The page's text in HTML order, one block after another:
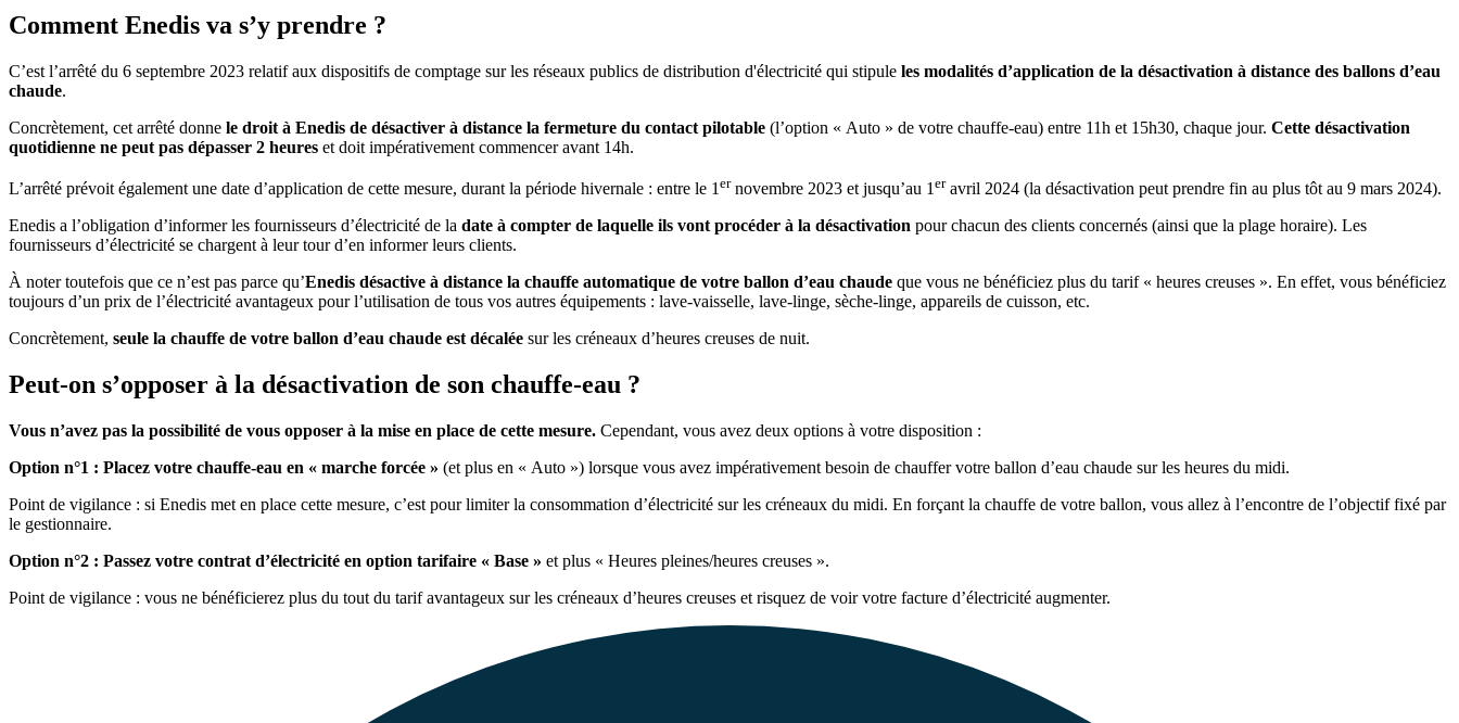
Comment Enedis va s’y prendre ?
C’est l’arrêté du 6 septembre 2023 relatif aux dispositifs de comptage sur les réseaux publics de distribution d'électricité qui stipule les modalités d’application de la désactivation à distance des ballons d’eau
chaude.
Concrètement, cet arrêté donne le droit à Enedis de désactiver à distance la fermeture du contact pilotable (l’option « Auto » de votre chauffe-eau) entre 11h et 15h30, chaque jour. Cette désactivation
quotidienne ne peut pas dépasser 2 heures et doit impérativement commencer avant 14h.
L’arrêté prévoit également une date d’application de cette mesure, durant la période hivernale : entre le 1 ernovembre 2023 et jusqu’au 1 eravril 2024 (la désactivation peut prendre fin au plus tôt au 9 mars 2024).
Enedis a l’obligation d’informer les fournisseurs d’électricité de la date à compter de laquelle ils vont procéder à la désactivation pour chacun des clients concernés (ainsi que la plage horaire). Les
fournisseurs d’électricité se chargent à leur tour d’en informer leurs clients.
À noter toutefois que ce n’est pas parce qu’Enedis désactive à distance la chauffe automatique de votre ballon d’eau chaude que vous ne bénéficiez plus du tarif « heures creuses ». En effet, vous bénéficiez
toujours d’un prix de l’électricité avantageux pour l’utilisation de tous vos autres équipements : lave-vaisselle, lave-linge, sèche-linge, appareils de cuisson, etc.
Concrètement, seule la chauffe de votre ballon d’eau chaude est décalée sur les créneaux d’heures creuses de nuit.
Peut-on s’opposer à la désactivation de son chauffe-eau ?
Vous n’avez pas la possibilité de vous opposer à la mise en place de cette mesure. Cependant, vous avez deux options à votre disposition :
Option n°1 : Placez votre chauffe-eau en « marche forcée » (et plus en « Auto ») lorsque vous avez impérativement besoin de chauffer votre ballon d’eau chaude sur les heures du midi.
Point de vigilance : si Enedis met en place cette mesure, c’est pour limiter la consommation d’électricité sur les créneaux du midi. En forçant la chauffe de votre ballon, vous allez à l’encontre de l’objectif fixé par
le gestionnaire.
Option n°2 : Passez votre contrat d’électricité en option tarifaire « Base » et plus « Heures pleines/heures creuses ».
Point de vigilance : vous ne bénéficierez plus du tout du tarif avantageux sur les créneaux d’heures creuses et risquez de voir votre facture d’électricité augmenter.